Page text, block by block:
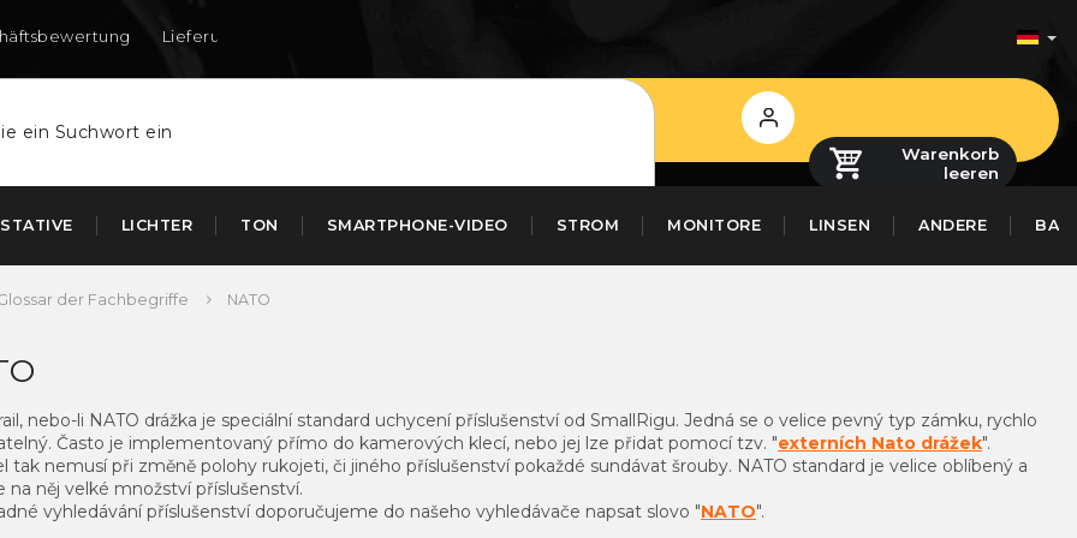
Lieferung nach DE und AT
Login
Warenkorb
leeren
STATIVE LICHTER TON SMARTPHONE-VIDEO STROM MONITORE LINSEN ANDERE
der Fachbegriffe NATO
nebo-li NATO drážka je speciální standard uchycení příslušenství od SmallRigu. Jedná se o velice pevný typ zámku, rychlo
Často je implementovaný přímo do kamerových klecí, nebo jej lze přidat pomocí tzv. "externích Nato drážek".
tak nemusí při změně polohy rukojeti, či jiného příslušenství pokaždé sundávat šrouby. NATO standard je velice oblíbený a
na něj velké množství příslušenství.
vyhledávání příslušenství doporučujeme do našeho vyhledávače napsat slovo "NATO".